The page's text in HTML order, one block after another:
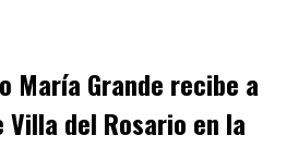
María Grande recibe a
Villa del Rosario en la